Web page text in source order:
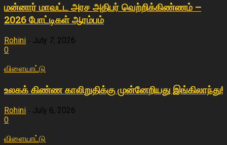
மன்னார் மாவட்ட அரச அதிபர் வெற்றிக்கிண்ணம் –
2026 போட்டிகள் ஆரம்பம்
Rohini - July 7, 2026
0
விளையா‌ட்டு
உலகக் கிண்ண காலிறுதிக்கு முன்னேறியது இங்கிலாந்து!
Rohini - July 6, 2026
0
விளையா‌ட்டு